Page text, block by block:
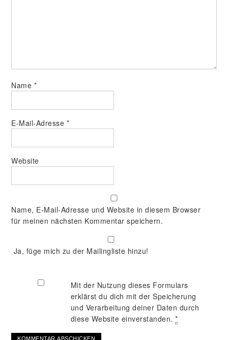
Name *
E-Mail-Adresse *
Website
Name, E-Mail-Adresse und Website in diesem Browser
für meinen nächsten Kommentar speichern.
Ja, füge mich zu der Mailingliste hinzu!
Mit der Nutzung dieses Formulars
erklärst du dich mit der Speicherung
und Verarbeitung deiner Daten durch
diese Website einverstanden.*